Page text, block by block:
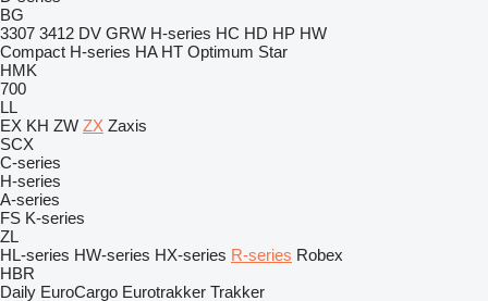
BG
3307 3412 DV GRW H-series HC HD HP HW
Compact H-series HA HT Optimum Star
HMK
700
LL
EX KH ZW ZX Zaxis
SCX
C-series
H-series
A-series
FS K-series
ZL
HL-series HW-series HX-series R-series Robex
HBR
Daily EuroCargo Eurotrakker Trakker